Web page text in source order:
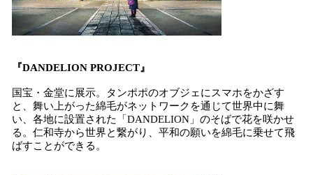
『DANDELION PROJECT』
国宝・金堂に展示。タンポポのオブジェにスマホをかざす
と、舞い上がった綿毛がネットワークを通じて世界中に舞
い、各地に設置された「DANDELION」のそばで花を咲かせ
る。仁和寺から世界と繋がり、平和の願いを綿毛に乗せて飛
ばすことができる。